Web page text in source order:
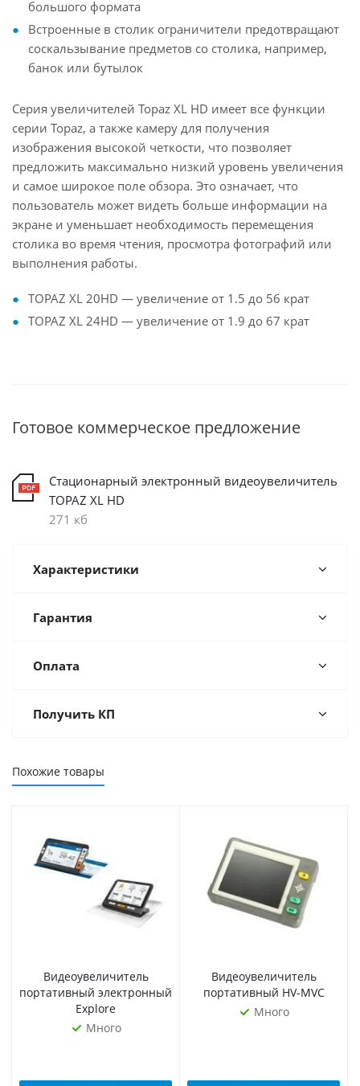
большого формата
Встроенные в столик ограничители предотвращают
соскальзывание предметов со столика, например,
банок или бутылок
Серия увеличителей Topaz XL HD имеет все функции
серии Topaz, а также камеру для получения
изображения высокой четкости, что позволяет
предложить максимально низкий уровень увеличения
и самое широкое поле обзора. Это означает, что
пользователь может видеть больше информации на
экране и уменьшает необходимость перемещения
столика во время чтения, просмотра фотографий или
выполнения работы.
TOPAZ XL 20HD — увеличение от 1.5 до 56 крат
TOPAZ XL 24HD — увеличение от 1.9 до 67 крат
Готовое коммерческое предложение
Стационарный электронный видеоувеличитель
TOPAZ XL HD
271 кб
Характеристики
Гарантия
Оплата
Получить КП
Похожие товары
Видеоувеличитель
портативный электронный
Explore
Много
Видеоувеличитель
портативный HV-MVC
Много